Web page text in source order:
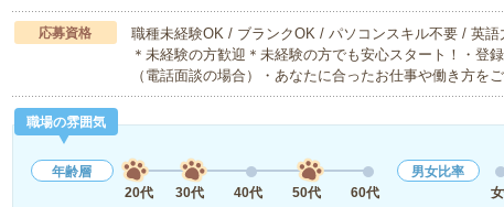
応募資格
職種未経験OK / ブランクOK / パソコンスキル不要 / 英語
＊未経験の方歓迎＊未経験の方でも安心スタート！・登
（電話面談の場合）・あなたに合ったお仕事や働き方を
職場の雰囲気
年齢層
20代
30代 40代 50代 60代
男女比率